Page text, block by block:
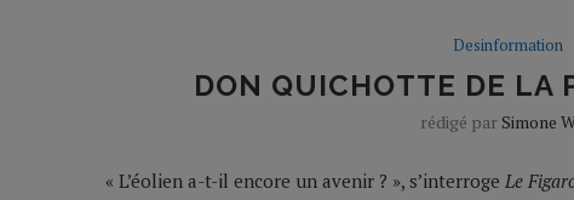
Desinformation
DON QUICHOTTE DE LA
rédigé par Simone
« L’éolien a-t-il encore un avenir ? », s’interroge Le